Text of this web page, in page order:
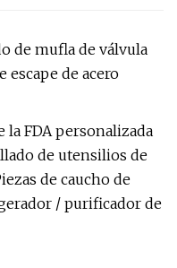
de mufla de válvula
escape de acero
la FDA personalizada
de utensilios de
de caucho de
/ purificador de